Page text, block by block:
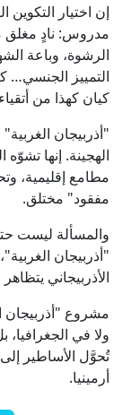
إن اختيار
مدروس: نادٍ
الرشوة، وباعة
التمييز
كيان كهذا من
"أذربيجان
الهجينة. إنها
مطامع إقليمية،
مفقود" مختلق.
والمسألة ليست
"أذربيجان
الأذربيجاني
مشروع "أذربيجان
ولا في
تُحوَّل الأساطير
أرمينيا.